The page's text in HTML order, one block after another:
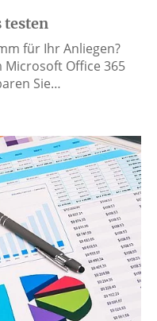
testen
für Ihr Anliegen?
Microsoft Office 365
Sie…